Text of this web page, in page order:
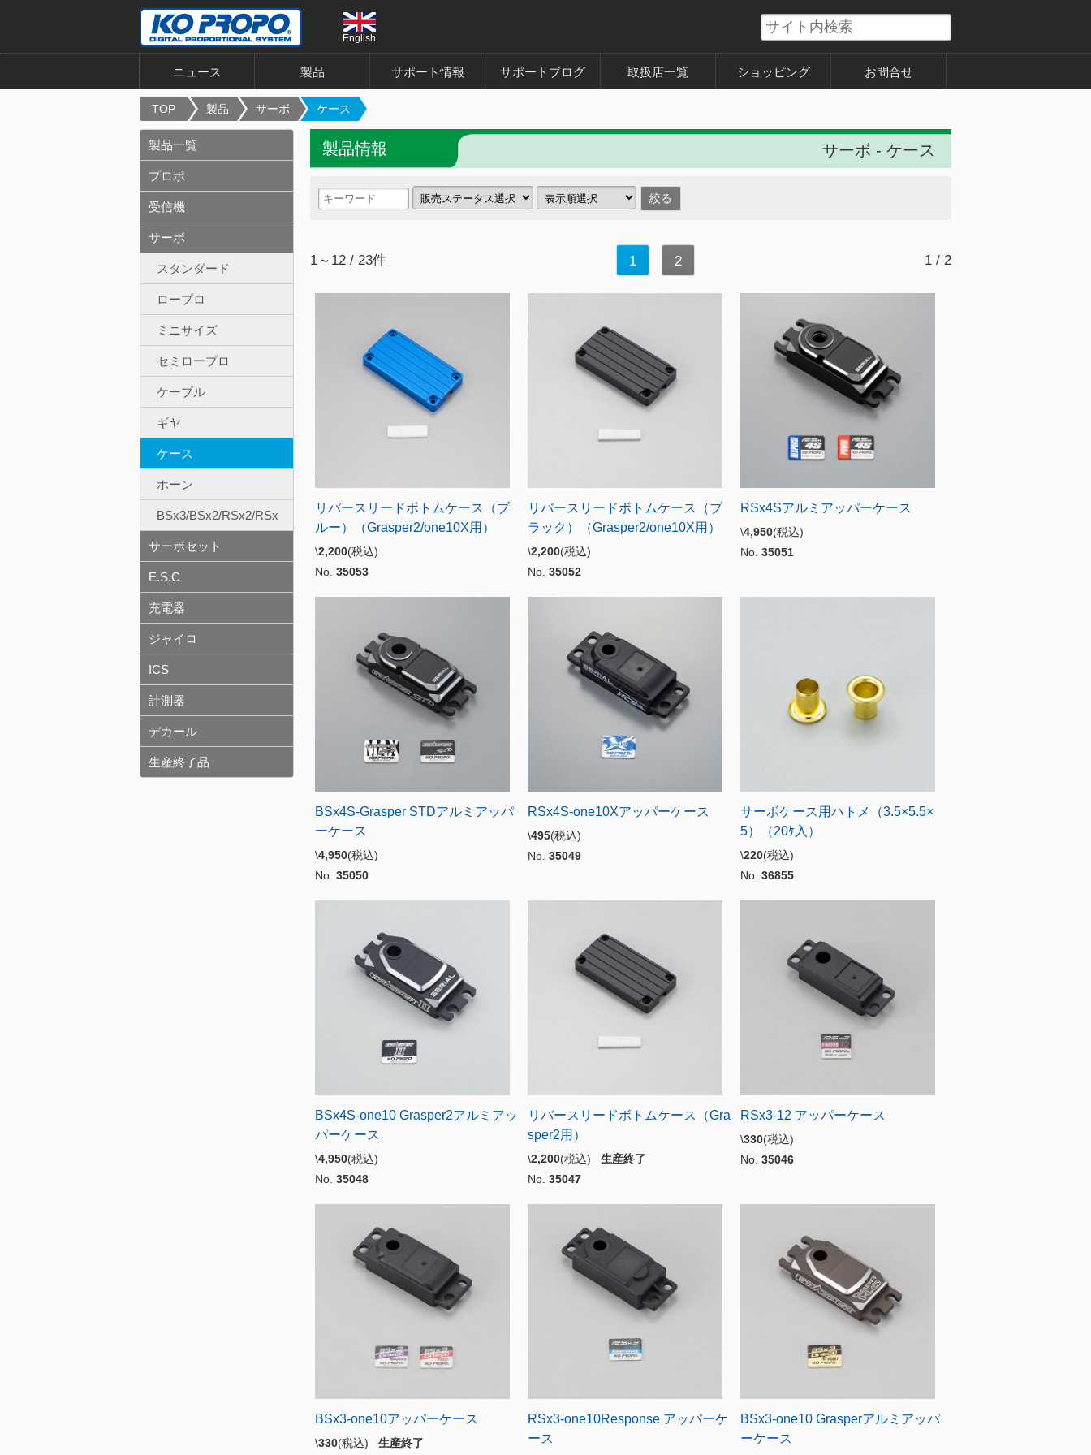
English
ニュース 製品 サポート情報 サポートブログ 取扱店一覧 ショッピング お問合せ
TOP 製品 サーボ ケース
製品情報 サーボ - ケース
1～12 / 23件 1 2 1 / 2
リバースリードボトムケース（ブ
ルー）（Grasper2/one10X用）
\2,200(税込)
No. 35053
リバースリードボトムケース（ブ
ラック）（Grasper2/one10X用）
\2,200(税込)
No. 35052
RSx4Sアルミアッパーケース
\4,950(税込)
No. 35051
BSx4S-Grasper STDアルミアッパ
ーケース
\4,950(税込)
No. 35050
RSx4S-one10Xアッパーケース
\495(税込)
No. 35049
サーボケース用ハトメ（3.5×5.5×
5）（20ｹ入）
\220(税込)
No. 36855
BSx4S-one10 Grasper2アルミアッ
パーケース
\4,950(税込)
No. 35048
リバースリードボトムケース（Gra
sper2用）
\2,200(税込) 生産終了
No. 35047
RSx3-12 アッパーケース
\330(税込)
No. 35046
BSx3-one10アッパーケース
\330(税込) 生産終了
RSx3-one10Response アッパーケ
ース
BSx3-one10 Grasperアルミアッパ
ーケース
製品一覧
プロポ
受信機
サーボ
スタンダード
ロープロ
ミニサイズ
セミロープロ
ケーブル
ギヤ
ケース
ホーン
BSx3/BSx2/RSx2/RSx
サーボセット
E.S.C
充電器
ジャイロ
ICS
計測器
デカール
生産終了品